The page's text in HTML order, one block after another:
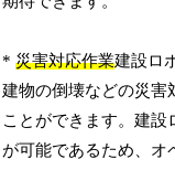
*災害対応作業建設ロ
建物の倒壊などの災害
ことができます。建設
が可能であるため、オ